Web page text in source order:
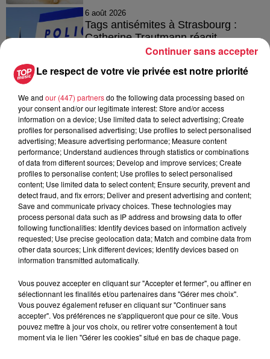
6 août 2026
Tags antisémites à Strasbourg :
Catherine Trautmann réagit
6 août 2026
Au zoo de Mulhouse : rencontre
avec les flamants rouges
À découvrir également
Le respect de votre vie privée est notre priorité
We and our (447) partnersdo the following data processing based on
your consent and/or our legitimate interest: Store and/or access
information on a device; Use limited data to select advertising; Create
profiles for personalised advertising; Use profiles to select personalised
advertising; Measure advertising performance; Measure content
performance; Understand audiences through statistics or combinations
of data from different sources; Develop and improve services; Create
profiles to personalise content; Use profiles to select personalised
content; Use limited data to select content; Ensure security, prevent and
detect fraud, and fix errors; Deliver and present advertising and content;
Save and communicate privacy choices. These technologies may
process personal data such as IP address and browsing data to offer
following functionalities: Identify devices based on information actively
requested; Use precise geolocation data; Match and combine data from
other data sources; Link different devices; Identify devices based on
information transmitted automatically.
Vous pouvez accepter en cliquant sur "Accepter et fermer", ou affiner en
sélectionnant les finalités et/ou partenaires dans "Gérer mes choix".
Vous pouvez également refuser en cliquant sur "Continuer sans
accepter". Vos préférences ne s'appliqueront que pour ce site. Vous
pouvez mettre à jour vos choix, ou retirer votre consentement à tout
moment via le lien "Gérer les cookies" situé en bas de chaque page.
Continuer sans accepter